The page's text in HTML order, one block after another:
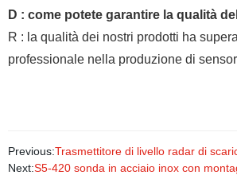
D : come potete garantire la qualità
R : la qualità dei nostri prodotti ha
professionale nella produzione di
Previous:Trasmettitore di livello radar di
Next:S5-420 sonda in acciaio inox con